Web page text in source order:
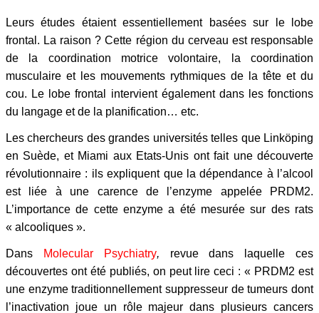
Leurs études étaient essentiellement basées sur le lobe
frontal. La raison ? Cette région du cerveau est responsable
de la coordination motrice volontaire, la coordination
musculaire et les mouvements rythmiques de la tête et du
cou. Le lobe frontal intervient également dans les fonctions
du langage et de la planification… etc.
Les chercheurs des grandes universités telles que Linköping
en Suède, et Miami aux Etats-Unis ont fait une découverte
révolutionnaire : ils expliquent que la dépendance à l’alcool
est liée à une carence de l’enzyme appelée PRDM2.
L’importance de cette enzyme a été mesurée sur des rats
« alcooliques ».
Dans Molecular Psychiatry, revue dans laquelle ces
découvertes ont été publiés, on peut lire ceci : « PRDM2 est
une enzyme traditionnellement suppresseur de tumeurs dont
l’inactivation joue un rôle majeur dans plusieurs cancers